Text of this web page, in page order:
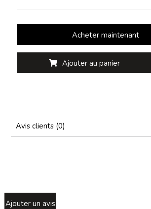
Acheter maintenant
Ajouter au panier
Avis clients (0)
Ajouter un avis